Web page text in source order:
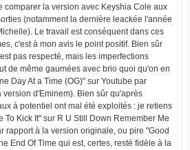
comparer la version avec Keyshia Cole aux
(notamment la dernière leackée l'année
Le travail est conséquent dans ces
c'est à mon avis le point positif. Bien sûr
pas respecté, mais les imperfections
de même gaumées avec brio quoi qu'on en
Day At a Time (OG)" sur Youtube par
version d'Eminem). Bien sûr qu'après
à potentiel ont mal été exploités : je retiens
To Kick It" sur R U Still Down Remember Me
rapport à la version originale, ou pire "Good
End Of Time qui est, certes, resté fidèle à la